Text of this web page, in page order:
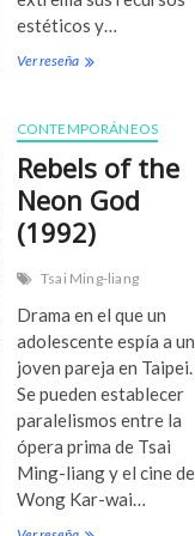
1
estéticos y…
Ver reseñaT
R
i
v
r
(
9
7
)
CONTEMPORÁNEOS
Rebels of the
Neon God
(1992)
Tsai Ming-liang
Drama en el que un
adolescente espía a
joven pareja en Taipei.
Se pueden establecer
paralelismos entre la
ópera prima de Tsai
Ming-liang y el cine de
Wong Kar-wai…